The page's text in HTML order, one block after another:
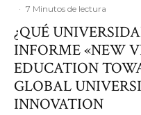
· 7 Minutos de lectura
¿QUÉ
INFORME «NEW
EDUCATION
GLOBAL
INNOVATION